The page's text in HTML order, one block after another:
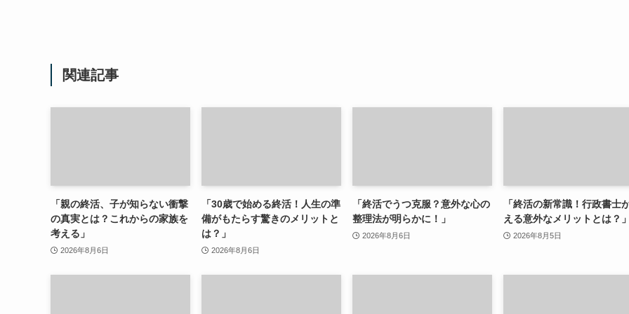
関連記事
「親の終活、子が知らない衝撃
の真実とは？これからの家族を
考える」
2026年8月6日
「30歳で始める終活！人生の準
備がもたらす驚きのメリットと
は？」
2026年8月6日
「終活でうつ克服？意外な心の
整理法が明らかに！」
2026年8月6日
「終活の新常識！行政書士
える意外なメリットとは？
2026年8月5日